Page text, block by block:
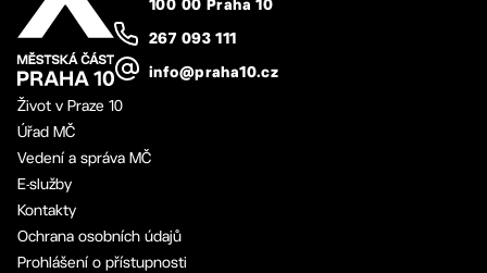
100 00 Praha 10
267 093 111
info@praha10.cz
Život v Praze 10
Úřad MČ
Vedení a správa MČ
E-služby
Kontakty
Ochrana osobních údajů
Prohlášení o přístupnosti